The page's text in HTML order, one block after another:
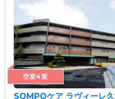
空室4室
SOMPOケア ラヴィーレ